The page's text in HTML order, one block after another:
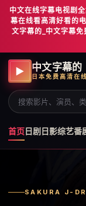
中文在线字幕电视剧
幕在线看高清好看的
文字幕的_中文字幕
▶ 中文字幕的
日本免费高清在线
首页日剧 日影综艺番
SAKURA J-